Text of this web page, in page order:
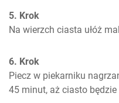
5. Krok
Na wierzch ciasta ułóż
6. Krok
Piecz w piekarniku
45 minut, aż ciasto będzie